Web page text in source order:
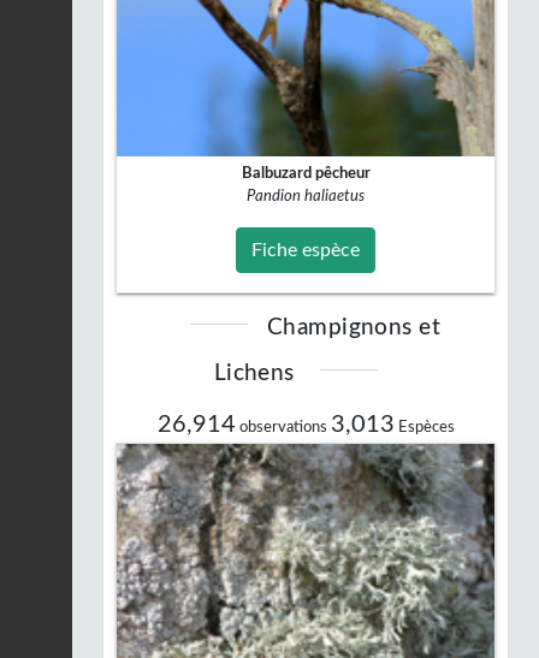
Balbuzard pêcheur
Pandion haliaetus
Fiche espèce
Champignons et
Lichens
26,914 observations 3,013 Espèces